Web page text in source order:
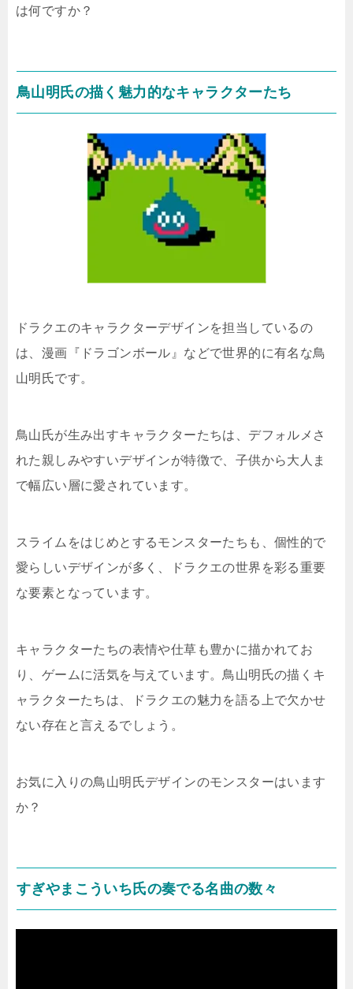
は何ですか？
鳥山明氏の描く魅力的なキャラクターたち
ドラクエのキャラクターデザインを担当しているの
は、漫画『ドラゴンボール』などで世界的に有名な鳥
山明氏です。
鳥山氏が生み出すキャラクターたちは、デフォルメさ
れた親しみやすいデザインが特徴で、子供から大人ま
で幅広い層に愛されています。
スライムをはじめとするモンスターたちも、個性的で
愛らしいデザインが多く、ドラクエの世界を彩る重要
な要素となっています。
キャラクターたちの表情や仕草も豊かに描かれてお
り、ゲームに活気を与えています。鳥山明氏の描くキ
ャラクターたちは、ドラクエの魅力を語る上で欠かせ
ない存在と言えるでしょう。
お気に入りの鳥山明氏デザインのモンスターはいます
か？
すぎやまこういち氏の奏でる名曲の数々